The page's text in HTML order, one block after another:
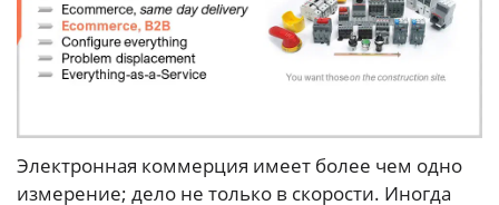
Электронная коммерция имеет более чем одно
измерение; дело не только в скорости. Иногда